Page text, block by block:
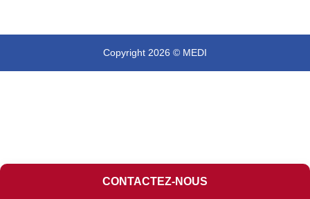
Copyright 2026 © MEDI
CONTACTEZ-NOUS